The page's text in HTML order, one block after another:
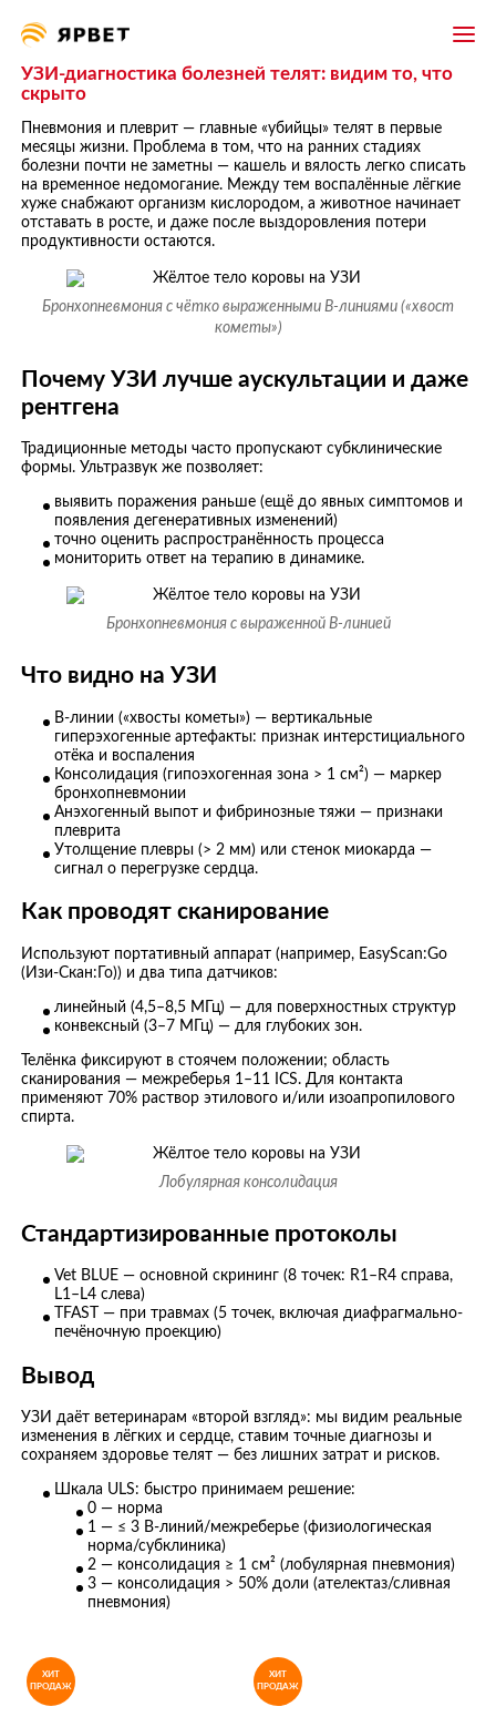
УЗИ-диагностика болезней телят: видим то, что
скрыто
Пневмония и плеврит — главные «убийцы» телят в первые
месяцы жизни. Проблема в том, что на ранних стадиях
болезни почти не заметны — кашель и вялость легко списать
на временное недомогание. Между тем воспалённые лёгкие
хуже снабжают организм кислородом, а животное начинает
отставать в росте, и даже после выздоровления потери
продуктивности остаются.
Бронхопневмония с чётко выраженными В-линиями («хвост
кометы»)
Почему УЗИ лучше аускультации и даже
рентгена
Традиционные методы часто пропускают субклинические
формы. Ультразвук же позволяет:
выявить поражения раньше (ещё до явных симптомов и
появления дегенеративных изменений)
точно оценить распространённость процесса
мониторить ответ на терапию в динамике.
Бронхопневмония с выраженной В-линией
Что видно на УЗИ
B-линии («хвосты кометы») — вертикальные
гиперэхогенные артефакты: признак интерстициального
отёка и воспаления
Консолидация (гипоэхогенная зона > 1 см²) — маркер
бронхопневмонии
Анэхогенный выпот и фибринозные тяжи — признаки
плеврита
Утолщение плевры (> 2 мм) или стенок миокарда —
сигнал о перегрузке сердца.
Как проводят сканирование
Используют портативный аппарат (например, EasyScan:Go
(Изи-Скан:Го)) и два типа датчиков:
линейный (4,5–8,5 МГц) — для поверхностных структур
конвексный (3–7 МГц) — для глубоких зон.
Телёнка фиксируют в стоячем положении; область
сканирования — межреберья 1–11 ICS. Для контакта
применяют 70% раствор этилового и/или изоапропилового
спирта.
Лобулярная консолидация
Стандартизированные протоколы
Vet BLUE — основной скрининг (8 точек: R1–R4 справа,
L1–L4 слева)
TFAST — при травмах (5 точек, включая диафрагмально-
печёночную проекцию)
Вывод
УЗИ даёт ветеринарам «второй взгляд»: мы видим реальные
изменения в лёгких и сердце, ставим точные диагнозы и
сохраняем здоровье телят — без лишних затрат и рисков.
Шкала ULS: быстро принимаем решение:
0 — норма
1 — ≤ 3 B-линий/межреберье (физиологическая
норма/субклиника)
2 — консолидация ≥ 1 см² (лобулярная пневмония)
3 — консолидация > 50% доли (ателектаз/сливная
пневмония)
ХИТ
ПРОДАЖ
ХИТ
ПРОДАЖ